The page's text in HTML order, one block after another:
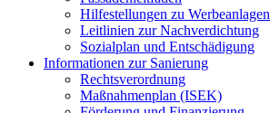
Hilfestellungen zu Werbeanlagen
Leitlinien zur Nachverdichtung
Sozialplan und Entschädigung
Informationen zur Sanierung
Rechtsverordnung
Maßnahmenplan (ISEK)